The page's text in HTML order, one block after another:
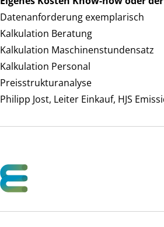
Datenanforderung exemplarisch
Kalkulation Beratung
Kalkulation Maschinenstundensatz
Kalkulation Personal
Preisstrukturanalyse
Philipp Jost, Leiter Einkauf, HJS